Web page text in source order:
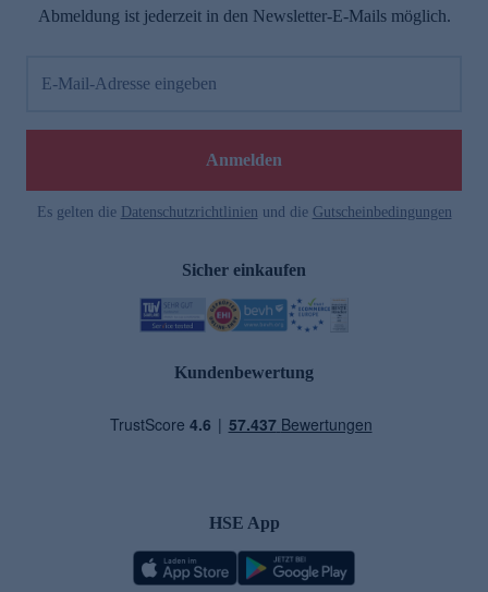
Abmeldung ist jederzeit in den Newsletter-E-Mails möglich.
E-Mail-Adresse eingeben
Anmelden
Es gelten die Datenschutzrichtlinien und die Gutscheinbedingungen
Sicher einkaufen
Kundenbewertung
HSE App